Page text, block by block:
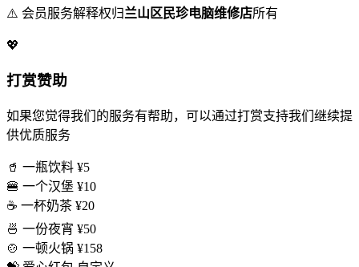
⚠️ 会员服务解释权归兰山区民珍电脑维修店所有
💖
打赏赞助
如果您觉得我们的服务有帮助，可以通过打赏支持我们继续提
供优质服务
🥤 一瓶饮料 ¥5
🍔 一个汉堡 ¥10
☕ 一杯奶茶 ¥20
🍜 一份夜宵 ¥50
🍲 一顿火锅 ¥158